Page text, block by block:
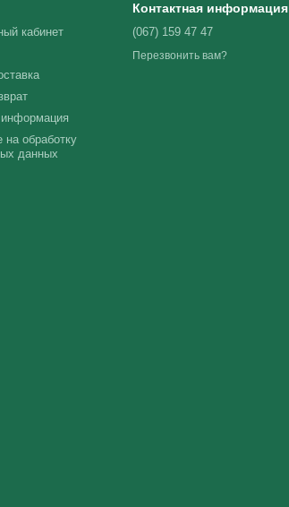
кабинет
информация
на обработку
данных
Контактная информация
(067) 159 47 47
Перезвонить вам?